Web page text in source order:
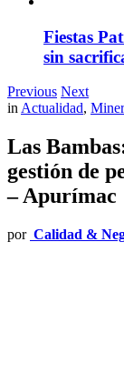
Fiestas
sin
Previous Next
inActualidad,
Las
gestión de
– Apurímac
por Calidad &